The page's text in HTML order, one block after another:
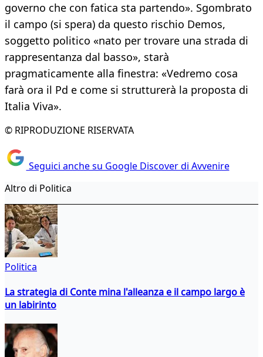
governo che con fatica sta partendo». Sgombrato
il campo (si spera) da questo rischio Demos,
soggetto politico «nato per trovare una strada di
rappresentanza dal basso», starà
pragmaticamente alla finestra: «Vedremo cosa
farà ora il Pd e come si strutturerà la proposta di
Italia Viva».
© RIPRODUZIONE RISERVATA
Seguici anche su Google Discover di Avvenire
Altro di Politica
Politica
La strategia di Conte mina l'alleanza e il campo largo è
un labirinto